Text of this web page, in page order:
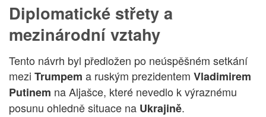
Diplomatické střety a
mezinárodní vztahy
Tento návrh byl předložen po neúspěšném setkání
mezi Trumpem a ruským prezidentem Vladimirem
Putinem na Aljašce, které nevedlo k výraznému
posunu ohledně situace na Ukrajině.